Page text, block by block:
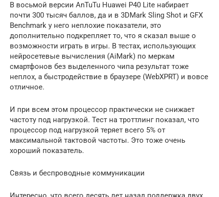
В восьмой версии AnTuTu Huawei P40 Lite набирает
почти 300 тысяч баллов, да и в 3DMark Sling Shot и GFX
Benchmark у него неплохие показатели, это
дополнительно подкрепляет то, что я сказал выше о
возможности играть в игры. В тестах, использующих
нейросетевые вычисления (AiMark) по меркам
смартфонов без выделенного чипа результат тоже
неплох, а быстродействие в браузере (WebXPRT) и вовсе
отличное.
И при всем этом процессор практически не снижает
частоту под нагрузкой. Тест на троттлинг показал, что
процессор под нагрузкой теряет всего 5% от
максимальной тактовой частоты. Это тоже очень
хороший показатель.
Связь и беспроводные коммуникации